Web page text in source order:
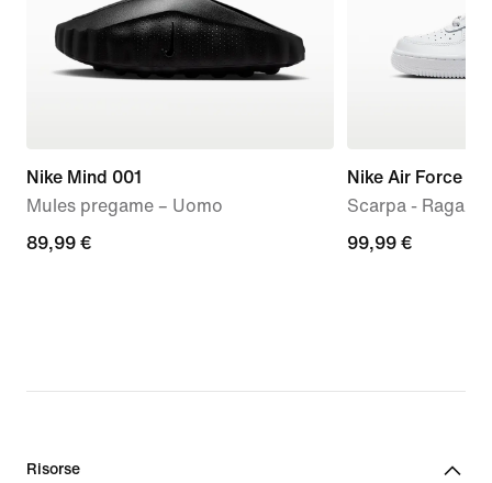
Nike Mind 001
Mules pregame – Uomo
89,99
89,99 €
Nike Air Force 1
Scarpa - Ragazzi
99,99
99,99 €
Risorse